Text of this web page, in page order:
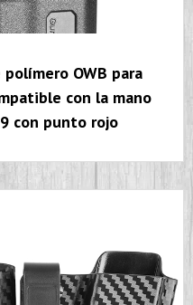
OWB para
con la mano
con punto rojo